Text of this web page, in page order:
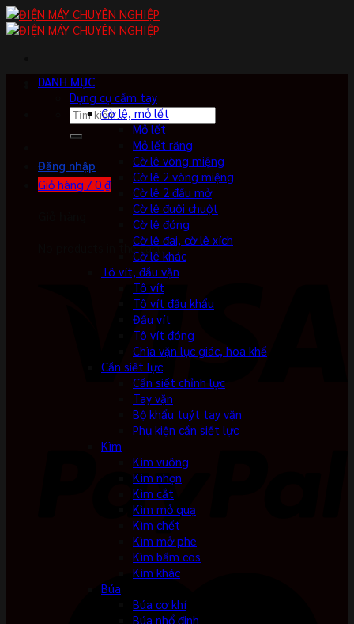
Skip
to
Tìm
kiếm:
Đăng nhập
Giỏ hàng /0 ₫
No products in the cart.
DANH MỤC
Dụng cụ cầm tay
Cờ lê, mỏ lết
Mỏ lết
Mỏ lết răng
Cờ lê vòng miệng
Cờ lê 2 vòng miệng
Cờ lê 2 đầu mở
Cờ lê đuôi chuột
Cờ lê đóng
Cờ lê đai, cờ lê xích
Cờ lê khác
Tô vít, đầu vặn
Tô vít
Tô vít đầu khẩu
Đầu vít
Tô vít đóng
Chìa vặn lục giác, hoa khế
Cần siết lực
Cần siết chỉnh lực
Tay vặn
Bộ khẩu tuýt tay vặn
Phụ kiện cần siết lực
Kìm
Kìm vuông
Kìm nhọn
Kìm cắt
Kìm mỏ quạ
Kìm chết
Kìm mở phe
Kìm bấm cos
Kìm khác
Búa
Búa cơ khí
Búa nhổ đinh